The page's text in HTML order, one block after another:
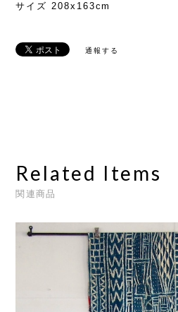
サイズ 208x163cm
通報する
Related Items
関連商品